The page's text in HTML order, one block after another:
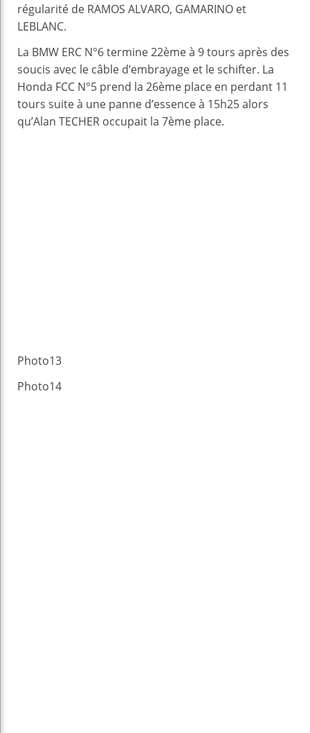
régularité de RAMOS ALVARO, GAMARINO et
LEBLANC.
La BMW ERC N°6 termine 22ème à 9 tours après des
soucis avec le câble d’embrayage et le schifter. La
Honda FCC N°5 prend la 26ème place en perdant 11
tours suite à une panne d’essence à 15h25 alors
qu’Alan TECHER occupait la 7ème place.
Photo13
Photo14